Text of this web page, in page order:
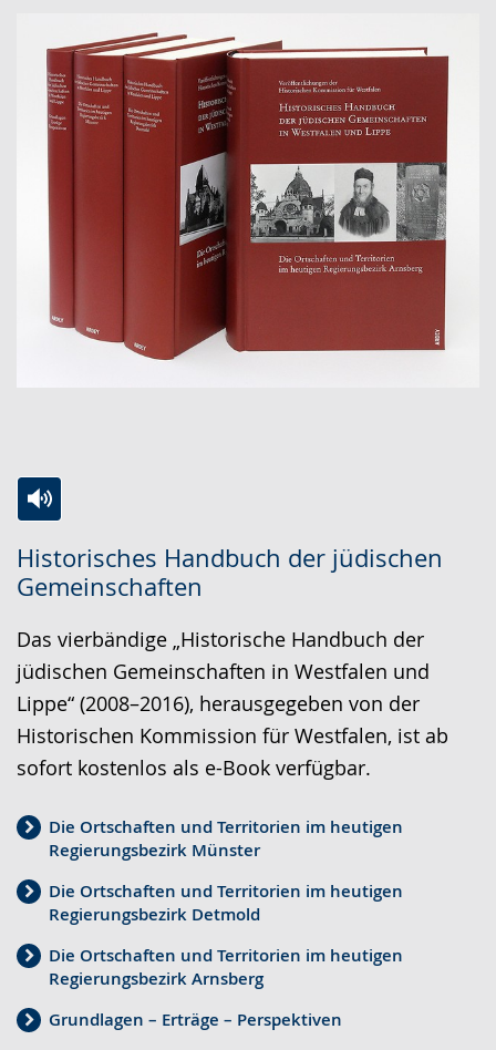
Historisches Handbuch der jüdischen
Gemeinschaften
Leichten
Sprache
wechseln.
Audio-
Unterstützung.
Video
in
Deutscher
Gebärdensprache
wird
angezeigt.
Das vierbändige „Historische Handbuch der
jüdischen Gemeinschaften in Westfalen und
Lippe“ (2008–2016), herausgegeben von der
Historischen Kommission für Westfalen, ist ab
sofort kostenlos als e-Book verfügbar.
Die Ortschaften und Territorien im heutigen
Regierungsbezirk Münster
Die Ortschaften und Territorien im heutigen
Regierungsbezirk Detmold
Die Ortschaften und Territorien im heutigen
Regierungsbezirk Arnsberg
Grundlagen – Erträge – Perspektiven